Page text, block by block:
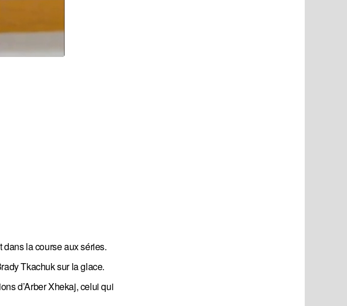
dans la course aux séries.
Tkachuk sur la glace.
d’Arber Xhekaj, celui qui